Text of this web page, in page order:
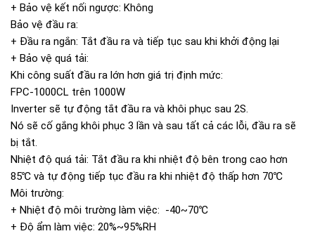
+ Bảo vệ kết nối ngược: Không
Bảo vệ đầu ra:
+ Đầu ra ngắn: Tắt đầu ra và tiếp tục sau khi khởi động lại
+ Bảo vệ quá tải:
Khi công suất đầu ra lớn hơn giá trị định mức:
FPC-1000CL trên 1000W
Inverter sẽ tự động tắt đầu ra và khôi phục sau 2S.
Nó sẽ cố gắng khôi phục 3 lần và sau tất cả các lỗi, đầu ra sẽ
bị tắt.
Nhiệt độ quá tải: Tắt đầu ra khi nhiệt độ bên trong cao hơn
85℃ và tự động tiếp tục đầu ra khi nhiệt độ thấp hơn 70℃
Môi trường:
+ Nhiệt độ môi trường làm việc: -40~70℃
+ Độ ẩm làm việc: 20%~95%RH